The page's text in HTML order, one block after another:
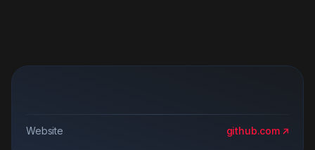
Website github.com